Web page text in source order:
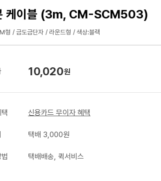
이블 (3m, CM-SCM503)
형 금도금단자 라운드형 색상:블랙
10,020원
신용카드 무이자 혜택
택배 3,000원
택배배송, 퀵서비스